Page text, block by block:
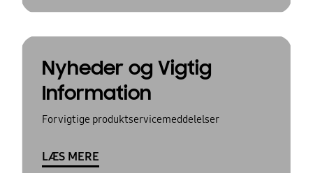
Nyheder og Vigtig
Information
For vigtige produktservicemeddelelser
LÆS MERE